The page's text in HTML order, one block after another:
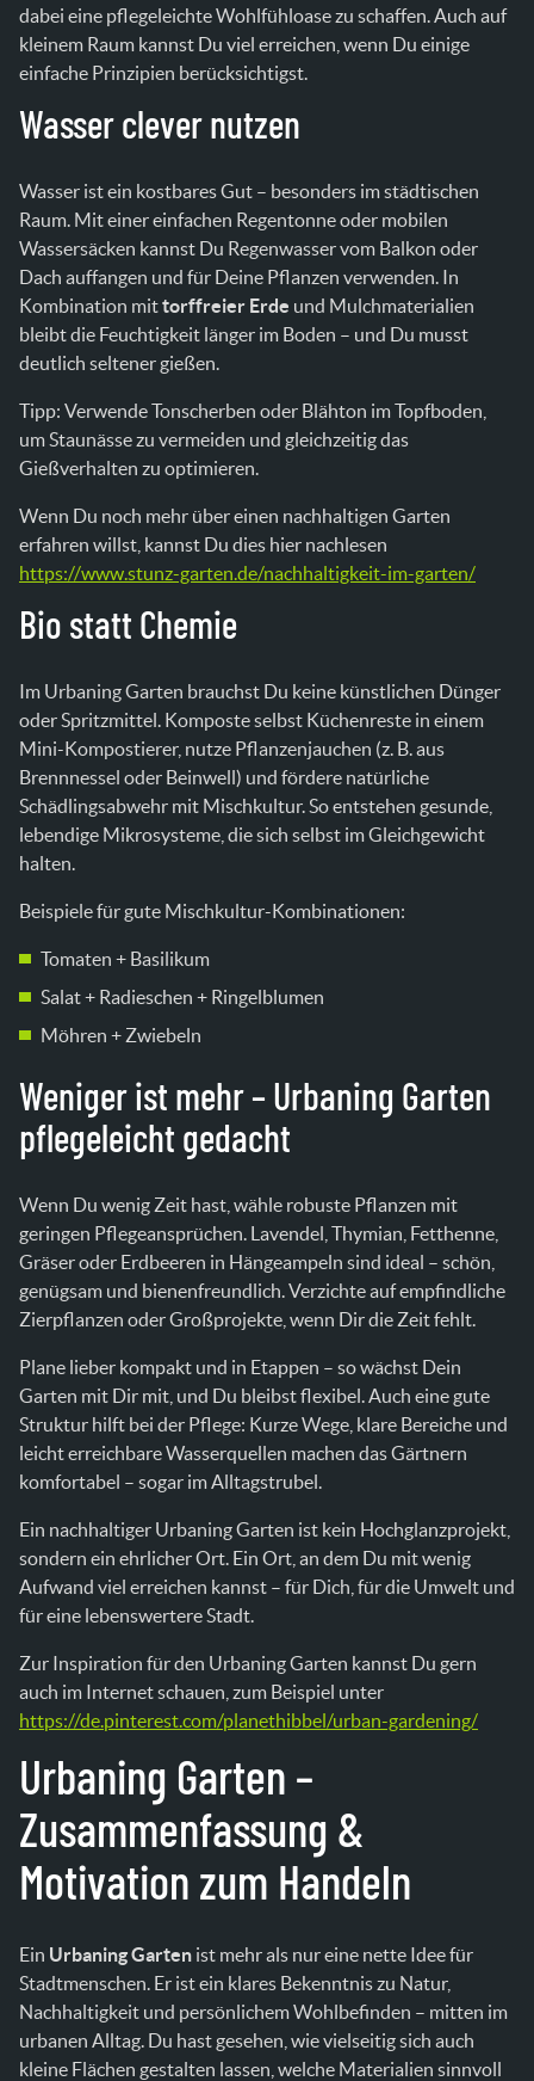
dabei eine pflegeleichte Wohlfühloase zu schaffen. Auch auf
kleinem Raum kannst Du viel erreichen, wenn Du einige
einfache Prinzipien berücksichtigst.
Wasser clever nutzen
Wasser ist ein kostbares Gut – besonders im städtischen
Raum. Mit einer einfachen Regentonne oder mobilen
Wassersäcken kannst Du Regenwasser vom Balkon oder
Dach auffangen und für Deine Pflanzen verwenden. In
Kombination mittorffreier Erde und Mulchmaterialien
bleibt die Feuchtigkeit länger im Boden – und Du musst
deutlich seltener gießen.
Tipp: Verwende Tonscherben oder Blähton im Topfboden,
um Staunässe zu vermeiden und gleichzeitig das
Gießverhalten zu optimieren.
Wenn Du noch mehr über einen nachhaltigen Garten
erfahren willst, kannst Du dies hier nachlesen
https://www.stunz-garten.de/nachhaltigkeit-im-garten/
Bio statt Chemie
Im Urbaning Garten brauchst Du keine künstlichen Dünger
oder Spritzmittel. Komposte selbst Küchenreste in einem
Mini-Kompostierer, nutze Pflanzenjauchen (z. B. aus
Brennnessel oder Beinwell) und fördere natürliche
Schädlingsabwehr mit Mischkultur. So entstehen gesunde,
lebendige Mikrosysteme, die sich selbst im Gleichgewicht
halten.
Beispiele für gute Mischkultur-Kombinationen:
Tomaten + Basilikum
Salat + Radieschen + Ringelblumen
Möhren + Zwiebeln
Weniger ist mehr – Urbaning Garten
pflegeleicht gedacht
Wenn Du wenig Zeit hast, wähle robuste Pflanzen mit
geringen Pflegeansprüchen. Lavendel, Thymian, Fetthenne,
Gräser oder Erdbeeren in Hängeampeln sind ideal – schön,
genügsam und bienenfreundlich. Verzichte auf empfindliche
Zierpflanzen oder Großprojekte, wenn Dir die Zeit fehlt.
Plane lieber kompakt und in Etappen – so wächst Dein
Garten mit Dir mit, und Du bleibst flexibel. Auch eine gute
Struktur hilft bei der Pflege: Kurze Wege, klare Bereiche und
leicht erreichbare Wasserquellen machen das Gärtnern
komfortabel – sogar im Alltagstrubel.
Ein nachhaltiger Urbaning Garten ist kein Hochglanzprojekt,
sondern ein ehrlicher Ort. Ein Ort, an dem Du mit wenig
Aufwand viel erreichen kannst – für Dich, für die Umwelt und
für eine lebenswertere Stadt.
Zur Inspiration für den Urbaning Garten kannst Du gern
auch im Internet schauen, zum Beispiel unter
https://de.pinterest.com/planethibbel/urban-gardening/
Urbaning Garten –
Zusammenfassung &
Motivation zum Handeln
Ein Urbaning Garten ist mehr als nur eine nette Idee für
Stadtmenschen. Er ist ein klares Bekenntnis zu Natur,
Nachhaltigkeit und persönlichem Wohlbefinden – mitten im
urbanen Alltag. Du hast gesehen, wie vielseitig sich auch
kleine Flächen gestalten lassen, welche Materialien sinnvoll